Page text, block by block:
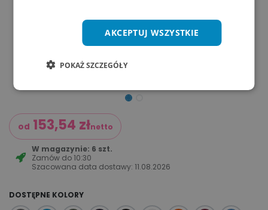
od 153,54 złnetto
W magazynie: 6 szt.
Zamów do10:30
Szacowana data dostawy:11.08.2026
DOSTĘPNE KOLORY
AKCEPTUJ WSZYSTKIE
POKAŻ SZCZEGÓŁY